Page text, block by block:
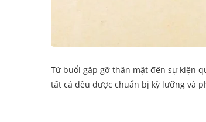
Từ buổi gặp gỡ thân mật đến sự kiện
tất cả đều được chuẩn bị kỹ lưỡng và